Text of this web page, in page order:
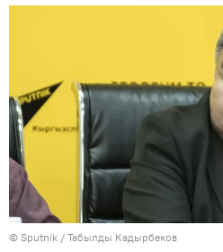
© Sputnik / Табылды Кадырбеков